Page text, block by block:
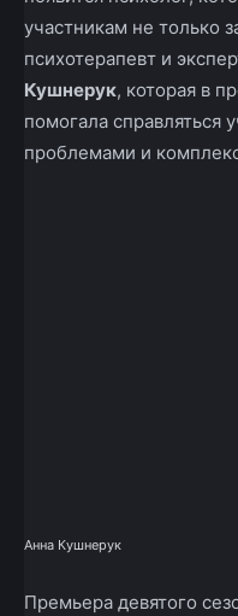
участникам не только
психотерапевт и
Кушнерук, которая в
помогала справляться
проблемами и
Анна Кушнерук
Премьера девятого